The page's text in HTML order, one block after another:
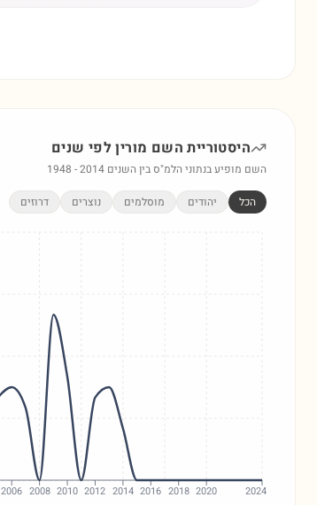
היסטוריית השם מוריןלפי שנים
השם מופיע בנתוני הלמ"ס בין השנים 1948 -2014
הכל יהודים מוסלמים נוצרים דרוזים
2006 2008 2010 2012 2014 2016 2018 2020 2024